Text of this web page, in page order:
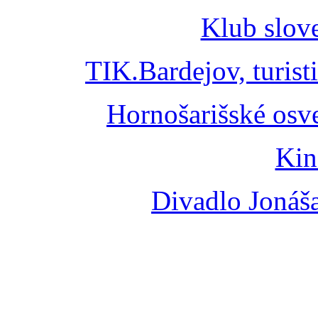
Klub
TIK.Bardejov,
Hornošarišské
Divadlo